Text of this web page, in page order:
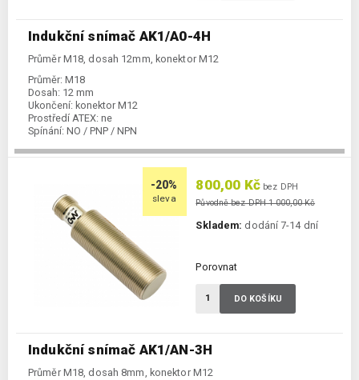
Indukční snímač AK1/A0-4H
Průměr M18, dosah 12mm, konektor M12
Průměr: M18
Dosah: 12 mm
Ukončení: konektor M12
Prostředí ATEX: ne
Spínání: NO / PNP / NPN
-20%
sleva
Indukční snímač AK1/AN-3H
Průměr M18, dosah 8mm, konektor M12
800,00 Kč bez DPH
Původně bez DPH 1 000,00 Kč
Skladem: dodání 7-14 dní
Porovnat
DO KOŠÍKU